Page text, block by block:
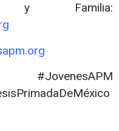
y Familia:
#JovenesAPM